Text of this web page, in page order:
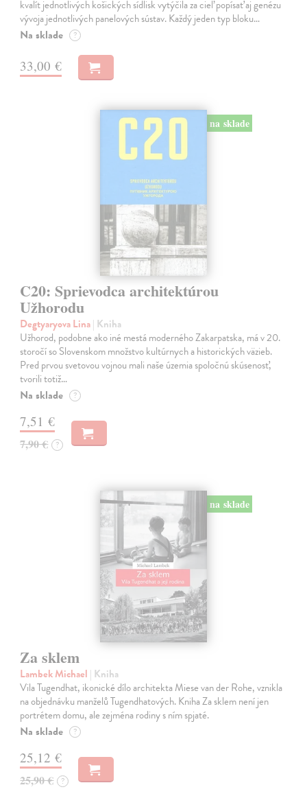
kvalít jednotlivých košických sídlisk vytýčila za cieľ popísať aj genézu
vývoja jednotlivých panelových sústav. Každý jeden typ bloku…
Na sklade ?
33,00 €
na sklade
C20: Sprievodca architektúrou
Užhorodu
Degtyaryova Lina| Kniha
Užhorod, podobne ako iné mestá moderného Zakarpatska, má v 20.
storočí so Slovenskom množstvo kultúrnych a historických väzieb.
Pred prvou svetovou vojnou mali naše územia spoločnú skúsenosť,
tvorili totiž…
Na sklade ?
7,51 €
7,90 € ?
na sklade
Za sklem
Lambek Michael | Kniha
Vila Tugendhat, ikonické dílo architekta Miese van der Rohe, vznikla
na objednávku manželů Tugendhatových. Kniha Za sklem není jen
portrétem domu, ale zejména rodiny s ním spjaté.
Na sklade ?
25,12 €
25,90 € ?